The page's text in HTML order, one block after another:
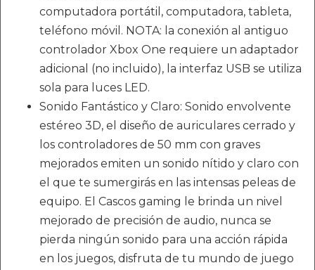
computadora portátil, computadora, tableta,
teléfono móvil. NOTA: la conexión al antiguo
controlador Xbox One requiere un adaptador
adicional (no incluido), la interfaz USB se utiliza
sola para luces LED.
Sonido Fantástico y Claro: Sonido envolvente
estéreo 3D, el diseño de auriculares cerrado y
los controladores de 50 mm con graves
mejorados emiten un sonido nítido y claro con
el que te sumergirás en las intensas peleas de
equipo. El Cascos gaming le brinda un nivel
mejorado de precisión de audio, nunca se
pierda ningún sonido para una acción rápida
en los juegos, disfruta de tu mundo de juego